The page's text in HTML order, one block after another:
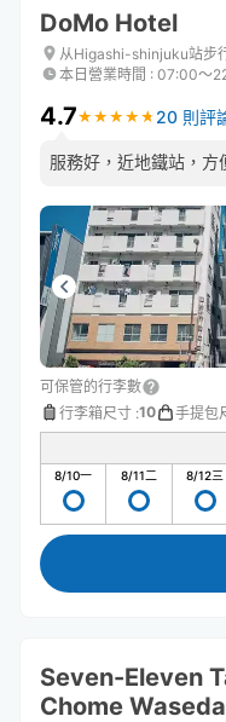
DoMo Hotel
从Higashi-shinjuku站步
本日營業時間 : 07:00〜
4.7★ ★ ★ ★ ★
★ ★ ★ ★ ★ 20 則評
服務好，近地鐵站，方
可保管的行李數
行李箱尺寸 :10 手提包
8/10一 8/11二 8/12三
Seven-Eleven
Chome